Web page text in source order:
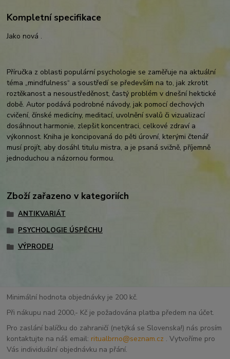
Kompletní specifikace
Jako nová .
Příručka z oblasti populární psychologie se zaměřuje na aktuální
téma „mindfulness“ a soustředí se především na to, jak zkrotit
roztěkanost a nesoustředěnost, častý problém v dnešní hektické
době. Autor podává podrobné návody, jak pomocí dechových
cvičení, čínské medicíny, meditací, uvolnění svalů či vizualizací
dosáhnout harmonie, zlepšit koncentraci, celkové zdraví a
výkonnost. Kniha je koncipovaná do pěti úrovní, kterými čtenář
musí projít, aby dosáhl titulu mistra, a je psaná svižně, příjemně
jednoduchou a názornou formou.
Zboží zařazeno v kategoriích
ANTIKVARIÁT
PSYCHOLOGIE ÚSPĚCHU
VÝPRODEJ
Minimální hodnota objednávky je 200 kč.
Při nákupu nad 2000,- Kč je požadována platba předem na účet.
Pro zaslání balíčku do zahraničí (netýká se Slovenska!) nás prosím
kontaktujte na náš email: ritualbrno@seznam.cz . Vytvoříme pro
Vás individuální objednávku na přání.